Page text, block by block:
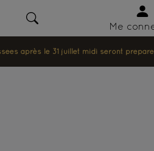
Me
après le 31 juillet midi seront